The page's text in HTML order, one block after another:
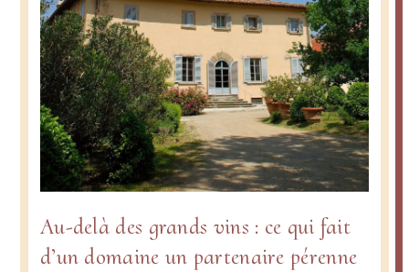
Au-delà des grands vins : ce qui fait
d’un domaine un partenaire pérenne